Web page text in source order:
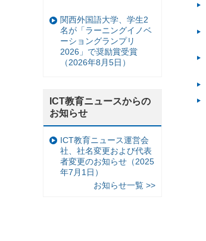
関西外国語大学、学生2
名が「ラーニングイノベ
ーショングランプリ
2026」で奨励賞受賞
（2026年8月5日）
ICT教育ニュースからの
お知らせ
ICT教育ニュース運営会
社、社名変更および代表
者変更のお知らせ（2025
年7月1日）
お知らせ一覧 >>